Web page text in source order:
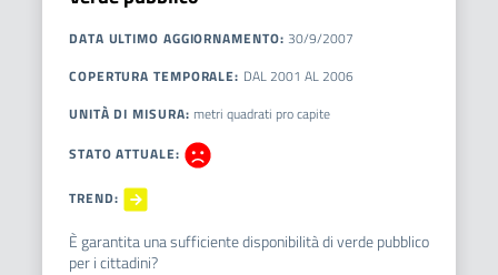
DATA ULTIMO AGGIORNAMENTO: 30/9/2007
COPERTURA TEMPORALE: DAL 2001 AL 2006
UNITÀ DI MISURA: metri quadrati pro capite
STATO ATTUALE:
TREND:
È garantita una sufficiente disponibilità di verde pubblico
per i cittadini?